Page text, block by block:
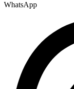
WhatsApp